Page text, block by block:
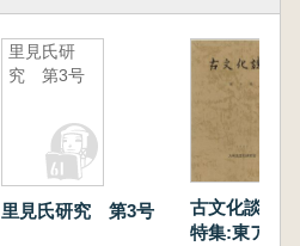
里見氏研
究 第3号
里見氏研究 第3号
古文化談
特集:東アジ